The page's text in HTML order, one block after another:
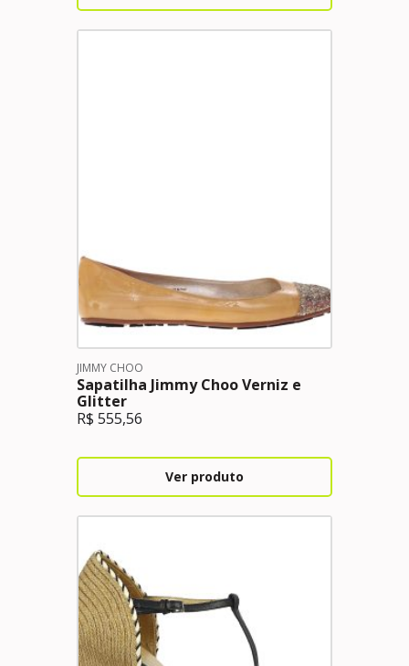
JIMMY CHOO
Sapatilha Jimmy Choo Verniz e
Glitter
R$ 555,56
Ver produto